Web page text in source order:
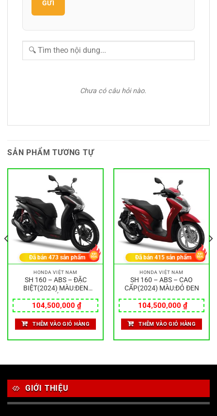
GỬI
Chưa có câu hỏi nào.
SẢN PHẨM TƯƠNG TỰ
HONDA VIỆT NAM
SH 160 – ABS – ĐẶC
BIỆT(2024) MÀU:ĐEN
104,500,000 ₫
Đã bán473 sản phẩm
THÊM VÀO GIỎ HÀNG
HONDA VIỆT NAM
SH 160 – ABS – CAO
CẤP(2024) MÀU:ĐỎ ĐEN
104,500,000 ₫
Đã bán415 sản phẩm
THÊM VÀO GIỎ HÀNG
GIỚI THIỆU